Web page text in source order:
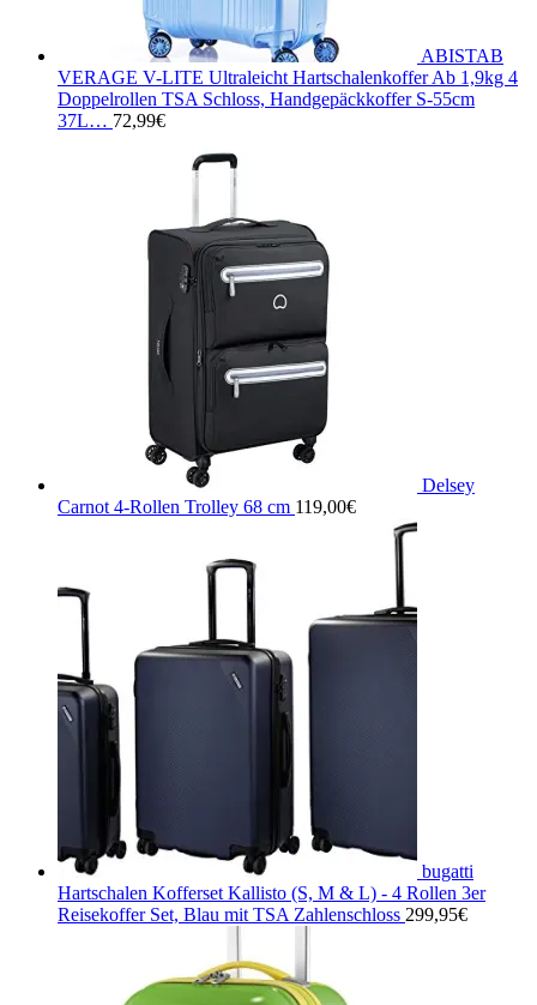
ABISTAB
VERAGE V-LITE Ultraleicht Hartschalenkoffer Ab 1,9kg 4
Doppelrollen TSA Schloss, Handgepäckkoffer S-55cm
37L… 72,99€
Delsey
Carnot 4-Rollen Trolley 68 cm 119,00€
bugatti
Hartschalen Kofferset Kallisto (S, M & L) - 4 Rollen 3er
Reisekoffer Set, Blau mit TSA Zahlenschloss 299,95€